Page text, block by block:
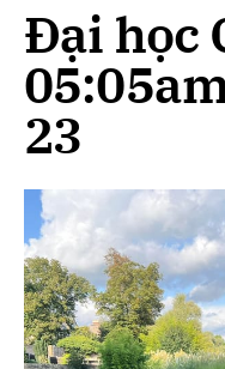
Đại học
23